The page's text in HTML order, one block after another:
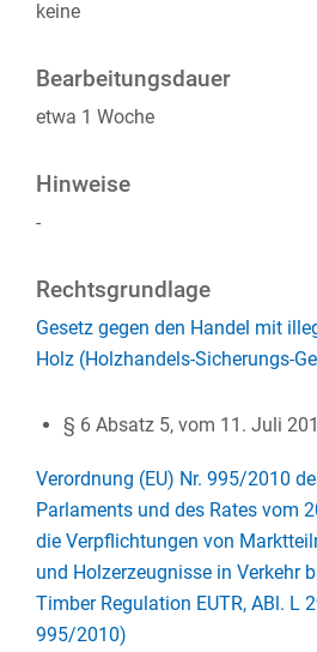
keine
Bearbeitungsdauer
etwa 1 Woche
Hinweise
-
Rechtsgrundlage
Gesetz gegen den Handel mit
Holz (Holzhandels-Sicherungs-
§ 6 Absatz 5,vom 11. Juli
Verordnung (EU) Nr. 995/2010
Parlaments und des Rates vom
die Verpflichtungen von
und Holzerzeugnisse in Verkehr
Timber Regulation EUTR, ABl. L
995/2010)